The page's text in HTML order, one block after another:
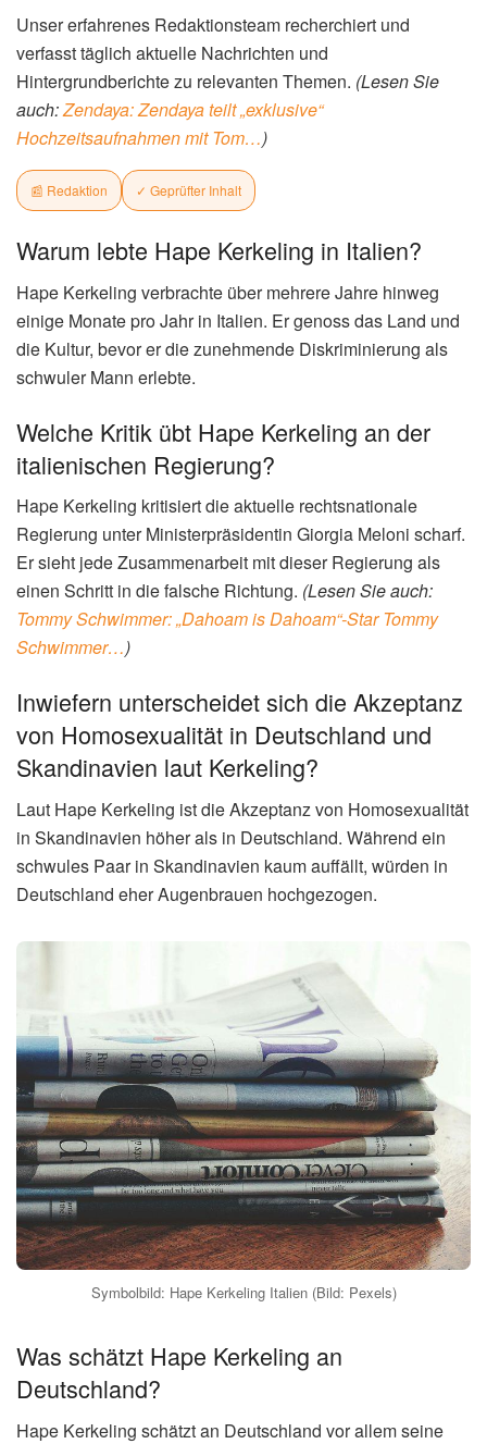
Unser erfahrenes Redaktionsteam recherchiert und
verfasst täglich aktuelle Nachrichten und
Hintergrundberichte zu relevanten Themen. (Lesen Sie
auch:Zendaya: Zendaya teilt „exklusive“
Hochzeitsaufnahmen mit Tom…)
📰 Redaktion ✓ Geprüfter Inhalt
Warum lebte Hape Kerkeling in Italien?
Hape Kerkeling verbrachte über mehrere Jahre hinweg
einige Monate pro Jahr in Italien. Er genoss das Land und
die Kultur, bevor er die zunehmende Diskriminierung als
schwuler Mann erlebte.
Welche Kritik übt Hape Kerkeling an der
italienischen Regierung?
Hape Kerkeling kritisiert die aktuelle rechtsnationale
Regierung unter Ministerpräsidentin Giorgia Meloni scharf.
Er sieht jede Zusammenarbeit mit dieser Regierung als
einen Schritt in die falsche Richtung. (Lesen Sie auch:
Tommy Schwimmer: „Dahoam is Dahoam“-Star Tommy
Schwimmer…)
Inwiefern unterscheidet sich die Akzeptanz
von Homosexualität in Deutschland und
Skandinavien laut Kerkeling?
Laut Hape Kerkeling ist die Akzeptanz von Homosexualität
in Skandinavien höher als in Deutschland. Während ein
schwules Paar in Skandinavien kaum auffällt, würden in
Deutschland eher Augenbrauen hochgezogen.
Symbolbild: Hape Kerkeling Italien (Bild: Pexels)
Was schätzt Hape Kerkeling an
Deutschland?
Hape Kerkeling schätzt an Deutschland vor allem seine